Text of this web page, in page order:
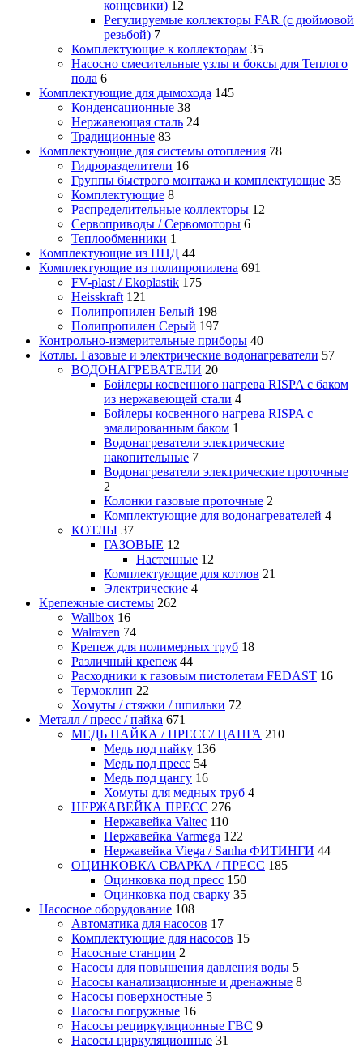
концевики) 12
Регулируемые коллекторы FAR (с дюймовой
резьбой) 7
Комплектующие к коллекторам 35
Насосно смесительные узлы и боксы для Теплого
пола 6
Комплектующие для дымохода 145
Конденсационные 38
Нержавеющая сталь 24
Традиционные 83
Комплектующие для системы отопления 78
Гидроразделители 16
Группы быстрого монтажа и комплектующие 35
Комплектующие 8
Распределительные коллекторы 12
Сервоприводы / Сервомоторы 6
Теплообменники 1
Комплектующие из ПНД 44
Комплектующие из полипропилена 691
FV-plast / Ekoplastik 175
Heisskraft 121
Полипропилен Белый 198
Полипропилен Серый 197
Контрольно-измерительные приборы 40
Котлы. Газовые и электрические водонагреватели 57
ВОДОНАГРЕВАТЕЛИ 20
Бойлеры косвенного нагрева RISPA с баком
из нержавеющей стали 4
Бойлеры косвенного нагрева RISPA с
эмалированным баком 1
Водонагреватели электрические
накопительные 7
Водонагреватели электрические проточные
2
Колонки газовые проточные 2
Комплектующие для водонагревателей 4
КОТЛЫ 37
ГАЗОВЫЕ 12
Настенные 12
Комплектующие для котлов 21
Электрические 4
Крепежные системы 262
Wallbox 16
Walraven 74
Крепеж для полимерных труб 18
Различный крепеж 44
Расходники к газовым пистолетам FEDAST 16
Термоклип 22
Хомуты / стяжки / шпильки 72
Металл / пресс / пайка 671
МЕДЬ ПАЙКА / ПРЕСС/ ЦАНГА 210
Медь под пайку 136
Медь под пресс 54
Медь под цангу 16
Хомуты для медных труб 4
НЕРЖАВЕЙКА ПРЕСС 276
Нержавейка Valtec 110
Нержавейка Varmega 122
Нержавейка Viega / Sanha ФИТИНГИ 44
ОЦИНКОВКА СВАРКА / ПРЕСС 185
Оцинковка под пресс 150
Оцинковка под сварку 35
Насосное оборудование 108
Автоматика для насосов 17
Комплектующие для насосов 15
Насосные станции 2
Насосы для повышения давления воды 5
Насосы канализационные и дренажные 8
Насосы поверхностные 5
Насосы погружные 16
Насосы рециркуляционные ГВС 9
Насосы циркуляционные 31